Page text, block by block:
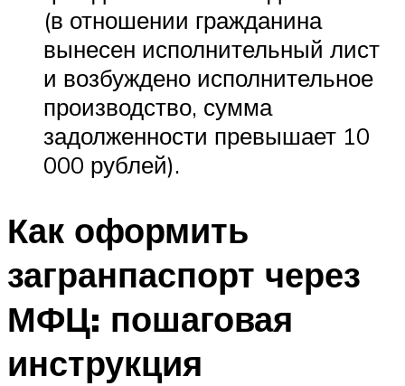
(в отношении гражданина
вынесен исполнительный лист
и возбуждено исполнительное
производство, сумма
задолженности превышает 10
000 рублей).
Как оформить
загранпаспорт через
МФЦ: пошаговая
инструкция